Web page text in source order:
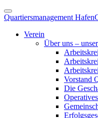
Quartiersmanagement
Verein
Über uns –
Vorstand
Die